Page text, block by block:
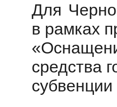
Для
в рамках
средства